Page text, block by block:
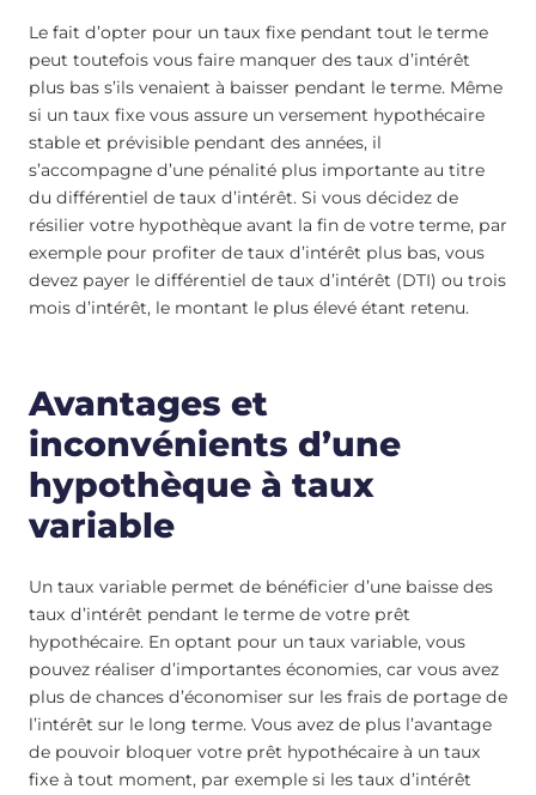
Le fait d’opter pour un taux fixe pendant tout le terme
peut toutefois vous faire manquer des taux d’intérêt
plus bas s’ils venaient à baisser pendant le terme. Même
si un taux fixe vous assure un versement hypothécaire
stable et prévisible pendant des années, il
s’accompagne d’une pénalité plus importante au titre
du différentiel de taux d’intérêt. Si vous décidez de
résilier votre hypothèque avant la fin de votre terme, par
exemple pour profiter de taux d’intérêt plus bas, vous
devez payer le différentiel de taux d’intérêt (DTI) ou trois
mois d’intérêt, le montant le plus élevé étant retenu.
Avantages et
inconvénients d’une
hypothèque à taux
variable
Un taux variable permet de bénéficier d’une baisse des
taux d’intérêt pendant le terme de votre prêt
hypothécaire. En optant pour un taux variable, vous
pouvez réaliser d’importantes économies, car vous avez
plus de chances d’économiser sur les frais de portage de
l’intérêt sur le long terme. Vous avez de plus l’avantage
de pouvoir bloquer votre prêt hypothécaire à un taux
fixe à tout moment, par exemple si les taux d’intérêt